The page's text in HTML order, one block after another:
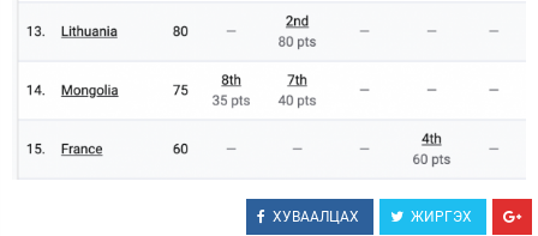
ХУВААЛЦАХ ЖИРГЭХ